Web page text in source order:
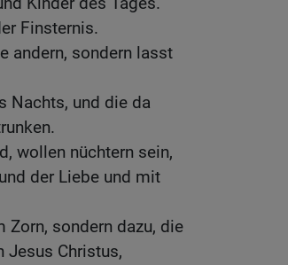
Finsternis.
andern, sondern lasst
Nachts, und die da
wollen nüchtern sein,
der Liebe und mit
Zorn, sondern dazu, die
Jesus Christus,